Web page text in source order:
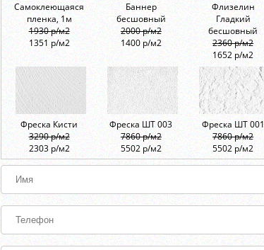
Самоклеющаяся
пленка, 1м
1930 р/м2
1351 р/м2
Баннер
бесшовный
2000 р/м2
1400 р/м2
Флизелин
Гладкий
бесшовный
2360 р/м2
1652 р/м2
Фреска Кисти
3290 р/м2
2303 р/м2
Фреска ШТ 003
7860 р/м2
5502 р/м2
Фреска ШТ 001
7860 р/м2
5502 р/м2